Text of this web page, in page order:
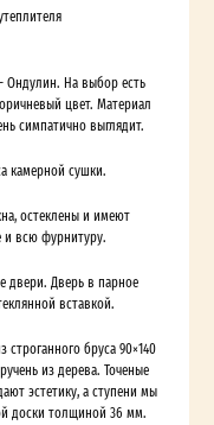
Ондулин. На выбор есть
цвет. Материал
симпатично выглядит.
камерной сушки.
остеклены и имеют
и всю фурнитуру.
двери. Дверь в парное
вставкой.
строганного бруса 90×140
из дерева. Точеные
эстетику, а ступени мы
доски толщиной 36 мм.